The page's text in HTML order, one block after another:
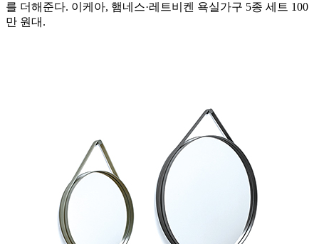
를 더해준다. 이케아, 햄네스·레트비켄 욕실가구 5종 세트 100
만 원대.